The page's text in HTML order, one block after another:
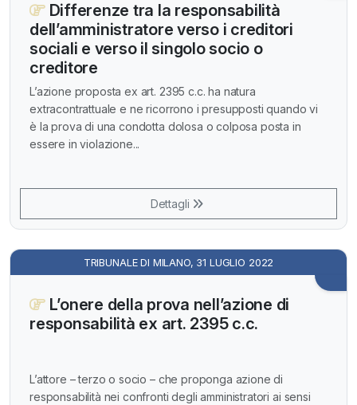
Differenze tra la responsabilità
dell’amministratore verso i creditori
sociali e verso il singolo socio o
creditore
L’azione proposta ex art. 2395 c.c. ha natura
extracontrattuale e ne ricorrono i presupposti quando vi
è la prova di una condotta dolosa o colposa posta in
essere in violazione...
Dettagli
TRIBUNALE DI MILANO, 31 LUGLIO 2022
L’onere della prova nell’azione di
responsabilità ex art. 2395 c.c.
L’attore – terzo o socio – che proponga azione di
responsabilità nei confronti degli amministratori ai sensi